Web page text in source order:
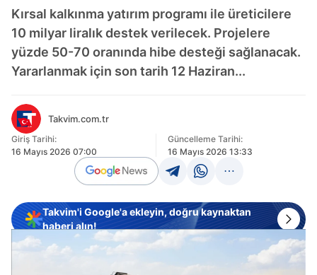
Kırsal kalkınma yatırım programı ile üreticilere
10 milyar liralık destek verilecek. Projelere
yüzde 50-70 oranında hibe desteği sağlanacak.
Yararlanmak için son tarih 12 Haziran...
Takvim.com.tr
Giriş Tarihi:
16 Mayıs 2026 07:00
Güncelleme Tarihi:
16 Mayıs 2026 13:33
Takvim'i Google'a ekleyin, doğru kaynaktan
haberi alın!